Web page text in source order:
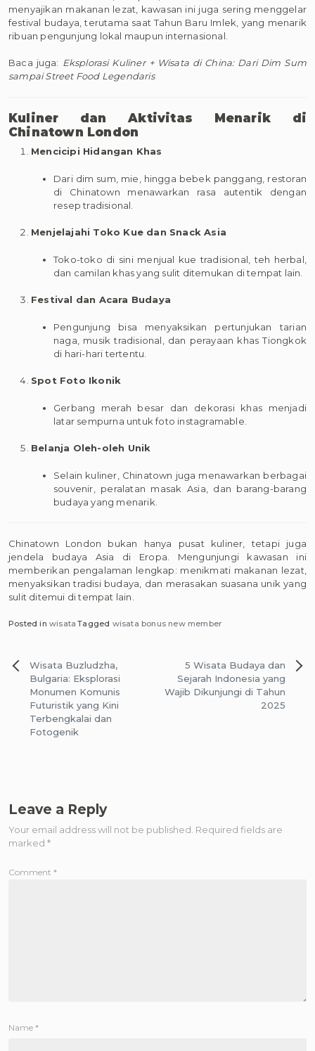
menyajikan makanan lezat, kawasan ini juga sering menggelar
festival budaya, terutama saat Tahun Baru Imlek, yang menarik
ribuan pengunjung lokal maupun internasional.
Baca juga: Eksplorasi Kuliner + Wisata di China: Dari Dim Sum
sampai Street Food Legendaris
Kuliner dan Aktivitas Menarik di
Chinatown London
Mencicipi Hidangan Khas
Dari dim sum, mie, hingga bebek panggang, restoran
di Chinatown menawarkan rasa autentik dengan
resep tradisional.
Menjelajahi Toko Kue dan Snack Asia
Toko-toko di sini menjual kue tradisional, teh herbal,
dan camilan khas yang sulit ditemukan di tempat lain.
Festival dan Acara Budaya
Pengunjung bisa menyaksikan pertunjukan tarian
naga, musik tradisional, dan perayaan khas Tiongkok
di hari-hari tertentu.
Spot Foto Ikonik
Gerbang merah besar dan dekorasi khas menjadi
latar sempurna untuk foto instagramable.
Belanja Oleh-oleh Unik
Selain kuliner, Chinatown juga menawarkan berbagai
souvenir, peralatan masak Asia, dan barang-barang
budaya yang menarik.
Chinatown London bukan hanya pusat kuliner, tetapi juga
jendela budaya Asia di Eropa. Mengunjungi kawasan ini
memberikan pengalaman lengkap: menikmati makanan lezat,
menyaksikan tradisi budaya, dan merasakan suasana unik yang
sulit ditemui di tempat lain.
Posted inwisata Tagged wisata bonus new member
Post
navigation
Wisata Buzludzha,
Bulgaria: Eksplorasi
Monumen Komunis
Futuristik yang Kini
Terbengkalai dan
Fotogenik
5 Wisata Budaya dan
Sejarah Indonesia yang
Wajib Dikunjungi di Tahun
2025
Leave a Reply
Your email address will not be published. Required fields are
marked *
Comment *
Name *